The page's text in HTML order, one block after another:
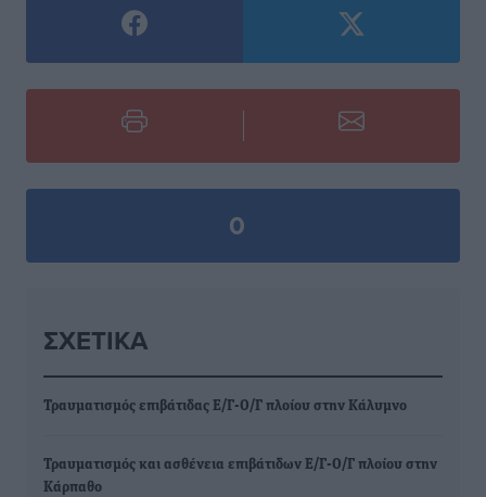
0
ΣΧΕΤΙΚΆ
Τραυματισμός επιβάτιδας Ε/Γ-Ο/Γ πλοίου στην Κάλυμνο
Τραυματισμός και ασθένεια επιβάτιδων Ε/Γ-Ο/Γ πλοίου στην
Κάρπαθο